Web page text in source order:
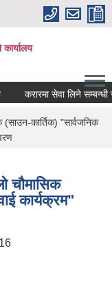
कार्यालय
करारमा सेवा लिने सम्बन्धी
कार्तिक) "सार्वजनिक
चौमासिक
कार्यक्रम"